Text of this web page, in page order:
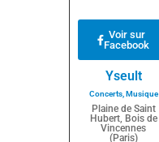
Voir sur
Facebook
Yseult
Concerts,Musique
Plaine de Saint
Hubert, Bois de
Vincennes
(Paris)